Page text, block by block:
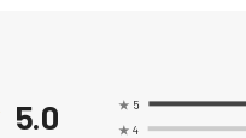
5.0 ★ 5
★ 4